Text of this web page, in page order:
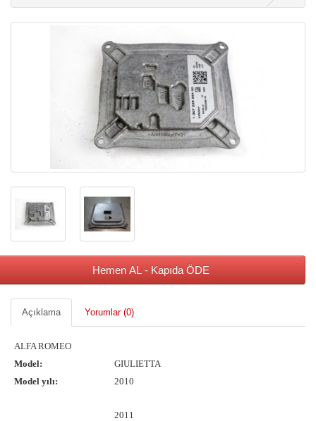
Hemen AL - Kapıda ÖDE
Açıklama Yorumlar (0)
ALFA ROMEO
Model:
GIULIETTA
Model yılı:
2010
2011